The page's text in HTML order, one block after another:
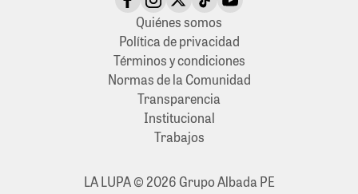
Quiénes somos
Política de privacidad
Términos y condiciones
Normas de la Comunidad
Transparencia
Institucional
Trabajos
LA LUPA © 2026 Grupo Albada PE